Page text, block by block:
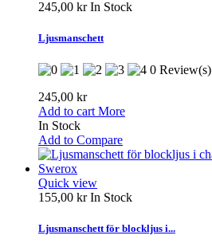
245,00 krIn Stock
Ljusmanschett
0 Review(s)
245,00 kr
Add to cart More
In Stock
Add to Compare
Quick view
155,00 krIn Stock
Ljusmanschett för blockljus i...